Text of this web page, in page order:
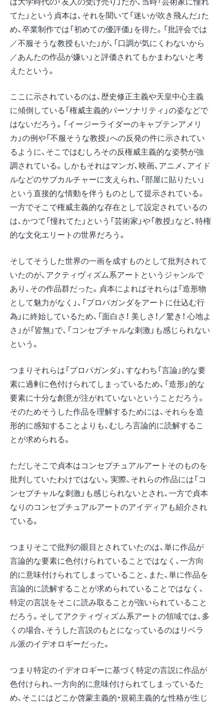
てた」という貞本は、それを聞いて「迷いが吹き飛んだ」た
め、卒業制作では「初めての優評価」を得た。「批評会では
／不服そうな教授もいた」が、「口調が気にくわないから
／あんたの作品が嫌い」と評価されてもかまわないと考
えたという。
ここに示されているのは、歴史修正主義や天皇中心主義
に傾倒している「権威主義的パーソナリティ」の姿などで
はないだろう。「イージーライダーのキャプテンアメリ
カ」の例や「不服そうな教授」への反発の件に示されてい
るように、そこではむしろその反権威主義的な姿勢が強
調されている。しかもそれはマンガ、映画、アニメ、アイド
ルなどのサブカルチャーに支えられ、「部屋に貼りたい」
という直接的な情動を伴うものとして提示されている。
一方でそこで権威主義的な存在として設定されているの
は、かつて「憧れてた」という「芸術家」や「教授」など、特権
的な文化エリートの世界だろう。
そしてそうした世界の一画を成すものとして批判されて
いたのが、アクティヴィズム系アートというジャンルで
あり、その作品群だった。貞本によればそれらは「造形物
として魅力がなく」、「プロパガンダをアートに仕込む行
為」に終始しているため、「面白さ！ 美しさ！／驚き！ 心地よ
さ」が「皆無」で、「コンセプチャルな刺激」も感じられない
という。
つまりそれらは「プロパガンダ」、すなわち「言論」的な要
素に過剰に色付けられてしまっているため、「造形」的な
要素に十分な創意が注がれていないということだろう。
そのためそうした作品を理解するためには、それらを造
形的に感知することよりも、むしろ言論的に読解するこ
とが求められる。
ただしそこで貞本はコンセプチュアルアートそのものを
批判していたわけではない。実際、それらの作品には「コ
ンセプチャルな刺激」も感じられないとされ、一方で貞本
なりのコンセプチュアルアートのアイディアも紹介され
ている。
つまりそこで批判の眼目とされていたのは、単に作品が
言論的な要素に色付けられていることではなく、一方向
的に意味付けられてしまっていること、また、単に作品を
言論的に読解することが求められていることではなく、
特定の言説をそこに読み取ることが強いられていること
だろう。そしてアクティヴィズム系アートの領域では、多
くの場合、そうした言説のもとになっているのはリベラ
ル派のイデオロギーだった。
つまり特定のイデオロギーに基づく特定の言説に作品が
色付けられ、一方向的に意味付けられてしまっているた
め、そこにはどこか啓蒙主義的・規範主義的な性格が生じ